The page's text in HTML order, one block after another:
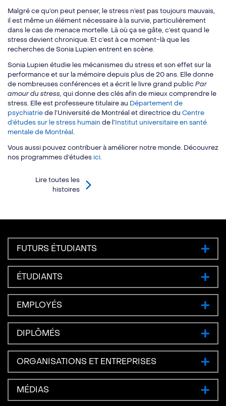
Malgré ce qu’on peut penser, le stress n’est pas toujours mauvais,
il est même un élément nécessaire à la survie, particulièrement
dans le cas de menace mortelle. Là où ça se gâte, c’est quand le
stress devient chronique. Et c’est à ce moment-là que les
recherches de Sonia Lupien entrent en scène.
Sonia Lupien étudie les mécanismes du stress et son effet sur la
performance et sur la mémoire depuis plus de 20 ans. Elle donne
de nombreuses conférences et a écrit le livre grand public Par
amour du stress, qui donne des clés afin de mieux comprendre le
stress. Elle est professeure titulaire au Département de
psychiatriede l’Université de Montréal et directrice du Centre
d’études sur le stress humain de l’Institut universitaire en santé
mentale de Montréal.
Vous aussi pouvez contribuer à améliorer notre monde. Découvrez
nos programmes d’études ici.
Lire toutes les
histoires
FUTURS ÉTUDIANTS
ÉTUDIANTS
EMPLOYÉS
DIPLÔMÉS
ORGANISATIONS ET ENTREPRISES
MÉDIAS